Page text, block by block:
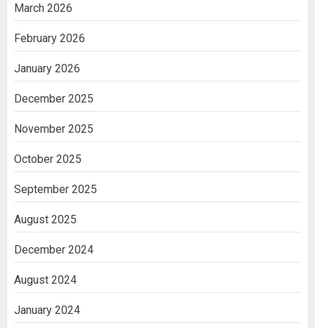
March 2026
February 2026
January 2026
December 2025
November 2025
October 2025
September 2025
August 2025
December 2024
August 2024
January 2024